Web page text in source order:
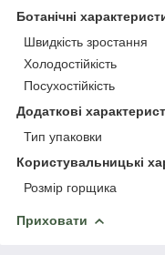
Ботанічні
Швидкість зростання
Холодостійкість
Посухостійкість
Додаткові
Тип упаковки
Користувальницькі
Розмір горщика
Приховати